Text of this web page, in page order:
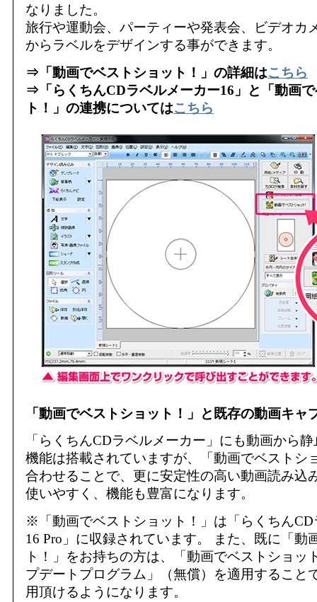
なりました。
旅行や運動会、パーティーや発表会、ビデオカ
からラベルをデザインする事ができます。
⇒「動画でベストショット！」の詳細はこちら
⇒「らくちんCDラベルメーカー16」と「動画
ト！」の連携についてはこちら
「動画でベストショット！」と既存の動画キャ
「らくちんCDラベルメーカー」にも動画から
機能は搭載されていますが、「動画でベストシ
合わせることで、更に安定性の高い動画読み込
使いやすく、機能も豊富になります。
※「動画でベストショット！」は「らくちん
16 Pro」に収録されています。 また、既に「動
ト！」をお持ちの方は、「動画でベストショッ
プデートプログラム」（無償）を適用すること
用頂けるようになります。